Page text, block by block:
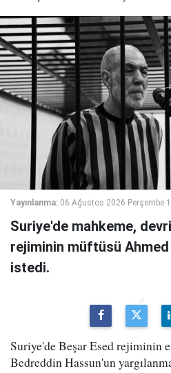
Yayınlanma: 06 Ağustos 2026 Perşembe
Suriye'de mahkeme,
rejiminin müftüsü Ahmed
istedi.
Suriye'de Beşar Esed rejiminin
Bedreddin Hassun'un